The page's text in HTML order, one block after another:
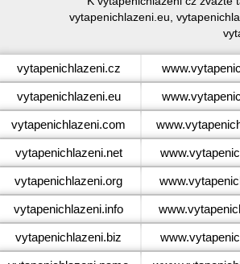
vytapenichlazeni.eu,
vytapenichlazeni.cz
vytapenichlazeni.eu
vytapenichlazeni.com
vytapenichlazeni.net
vytapenichlazeni.org
vytapenichlazeni.info
vytapenichlazeni.biz